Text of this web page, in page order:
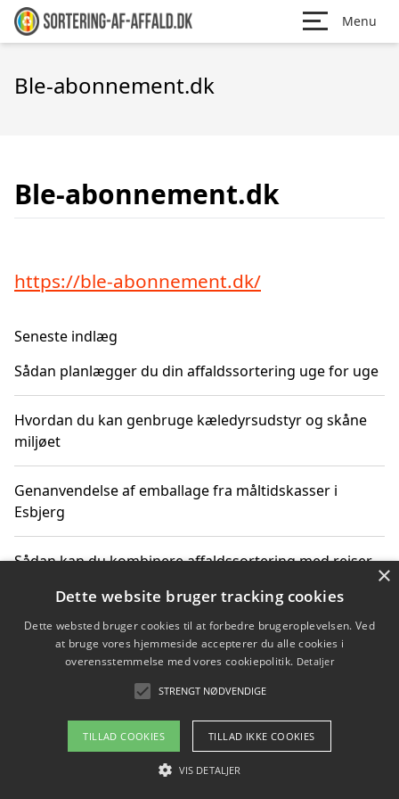
Menu
Ble-abonnement.dk
Ble-abonnement.dk
https://ble-abonnement.dk/
Seneste indlæg
Sådan planlægger du din affaldssortering uge for uge
Hvordan du kan genbruge kæledyrsudstyr og skåne
miljøet
Genanvendelse af emballage fra måltidskasser i
Esbjerg
Sådan kan du kombinere affaldssortering med rejser
Hvordan affaldssortering kan bidrage til co2 reduktion
Om / kontakt
Blog Betingelser
×
Dette website bruger tracking cookies
Dette websted bruger cookies til at forbedre brugeroplevelsen. Ved
at bruge vores hjemmeside accepterer du alle cookies i
overensstemmelse med vores cookiepolitik. Detaljer
STRENGT NØDVENDIGE
TILLAD COOKIES TILLAD IKKE COOKIES
VIS DETALJER